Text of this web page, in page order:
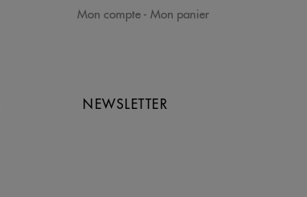
Mon compte Mon panier
NEWSLETTER